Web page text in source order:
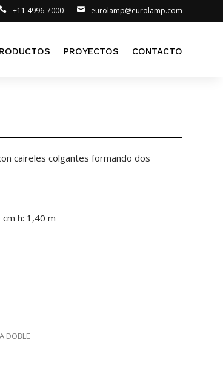
+11 4996-7000 eurolamp@eurolamp.com
PROYECTOS CONTACTO
caireles colgantes formando dos
h: 1,40 m
DOBLE